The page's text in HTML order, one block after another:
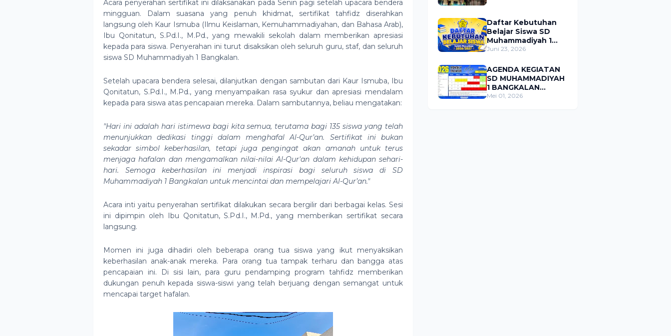
Acara penyerahan sertifikat ini dilaksanakan pada Senin pagi setelah upacara bendera
mingguan. Dalam suasana yang penuh khidmat, sertifikat tahfidz diserahkan
langsung oleh Kaur Ismuba (Ilmu Keislaman, Kemuhammadiyahan, dan Bahasa Arab),
Ibu Qonitatun, S.Pd.I., M.Pd., yang mewakili sekolah dalam memberikan apresiasi
kepada para siswa. Penyerahan ini turut disaksikan oleh seluruh guru, staf, dan seluruh
siswa SD Muhammadiyah 1 Bangkalan.
Setelah upacara bendera selesai, dilanjutkan dengan sambutan dari Kaur Ismuba, Ibu
Qonitatun, S.Pd.I., M.Pd., yang menyampaikan rasa syukur dan apresiasi mendalam
kepada para siswa atas pencapaian mereka. Dalam sambutannya, beliau mengatakan:
"Hari ini adalah hari istimewa bagi kita semua, terutama bagi 135 siswa yang telah
menunjukkan dedikasi tinggi dalam menghafal Al-Qur’an. Sertifikat ini bukan
sekadar simbol keberhasilan, tetapi juga pengingat akan amanah untuk terus
menjaga hafalan dan mengamalkan nilai-nilai Al-Qur'an dalam kehidupan sehari-
hari. Semoga keberhasilan ini menjadi inspirasi bagi seluruh siswa di SD
Muhammadiyah 1 Bangkalan untuk mencintai dan mempelajari Al-Qur’an."
Acara inti yaitu penyerahan sertifikat dilakukan secara bergilir dari berbagai kelas. Sesi
ini dipimpin oleh Ibu Qonitatun, S.Pd.I., M.Pd., yang memberikan sertifikat secara
langsung.
Momen ini juga dihadiri oleh beberapa orang tua siswa yang ikut menyaksikan
keberhasilan anak-anak mereka. Para orang tua tampak terharu dan bangga atas
pencapaian ini. Di sisi lain, para guru pendamping program tahfidz memberikan
dukungan penuh kepada siswa-siswi yang telah berjuang dengan semangat untuk
mencapai target hafalan.
Daftar Kebutuhan
Belajar Siswa SD
Muhammadiyah 1
Bangkalan Tahun
Juni 23, 2026
AGENDA KEGIATAN
SD MUHAMMADIYAH
1 BANGKALAN
BULAN MEI 2026
Mei 01, 2026